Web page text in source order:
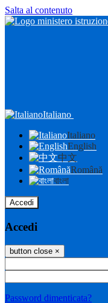
Salta al contenuto
Italiano
Italiano
English
中文
Română
বাংলা
Accedi
Accedi
button close ×
Password dimenticata?